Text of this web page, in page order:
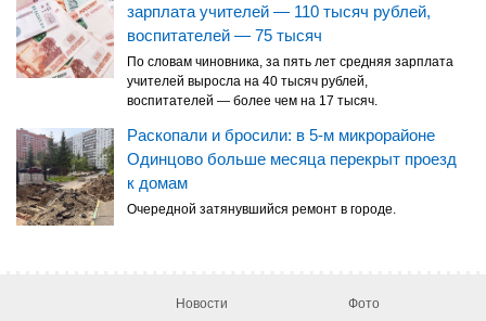
зарплата учителей — 110 тысяч рублей,
воспитателей — 75 тысяч
По словам чиновника, за пять лет средняя зарплата
учителей выросла на 40 тысяч рублей,
воспитателей — более чем на 17 тысяч.
Раскопали и бросили: в 5-м микрорайоне
Одинцово больше месяца перекрыт проезд
к домам
Очередной затянувшийся ремонт в городе.
Новости
Фото